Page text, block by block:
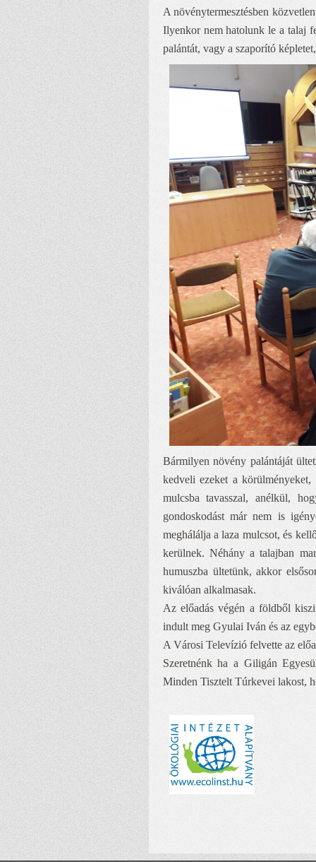
A növénytermesztésben
Ilyenkor nem hatolunk le a talaj
palántát, vagy a szaporító
Bármilyen növény palántáját
kedveli ezeket a
mulcsba tavasszal, anélkül,
gondoskodást már nem is
meghálálja a laza mulcsot, és
kerülnek. Néhány a talajban
humuszba ültetünk, akkor
kiválóan alkalmasak.
Az előadás végén a földből
indult meg Gyulai Iván és az
A Városi Televízió felvette az
Szeretnénk ha a Giligán
Minden Tisztelt Túrkevei lakost,